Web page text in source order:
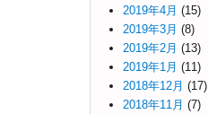
2019年4月 (15)
2019年3月 (8)
2019年2月 (13)
2019年1月 (11)
2018年12月 (17)
2018年11月 (7)